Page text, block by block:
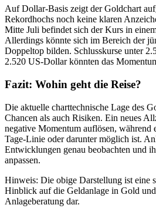
Auf Dollar-Basis zeigt der Goldchart
Rekordhochs noch keine klaren
Mitte Juli befindet sich der Kurs in
Allerdings könnte sich im Bereich der
Doppeltop bilden. Schlusskurse unter
2.520 US-Dollar könnten das
Fazit: Wohin geht die Reise?
Die aktuelle charttechnische Lage des
Chancen als auch Risiken. Ein neues
negative Momentum auflösen, während
Tage-Linie oder darunter möglich ist.
Entwicklungen genau beobachten und
anpassen.
Hinweis: Die obige Darstellung ist eine
Hinblick auf die Geldanlage in Gold
Anlageberatung dar.